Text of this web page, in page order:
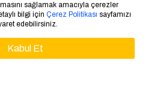
sağlamak amacıyla çerezler
bilgi içinÇerez Politikası sayfamızı
edebilirsiniz.
Kabul Et